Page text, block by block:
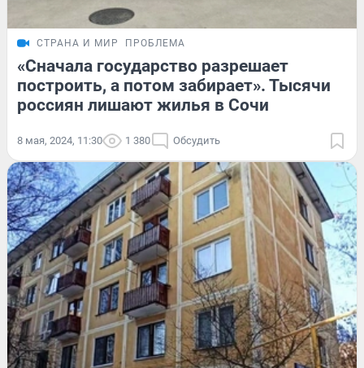
СТРАНА И МИР ПРОБЛЕМА
«Сначала государство разрешает
построить, а потом забирает». Тысячи
россиян лишают жилья в Сочи
8 мая, 2024, 11:30 1 380 Обсудить